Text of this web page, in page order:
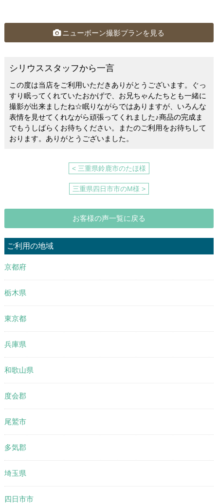
c
o
o
k
e
tt
er
ニューボーン撮影プランを見る
シリウススタッフから一言
この度は当店をご利用いただきありがとうございます。ぐっ
すり眠ってくれていたおかげで、お兄ちゃんたちとも一緒に
撮影が出来ましたね☆眠りながらではありますが、いろんな
表情を見せてくれながら頑張ってくれました♪商品の完成ま
でもうしばらくお待ちください。またのご利用をお待ちして
おります。ありがとうございました。
< 三重県鈴鹿市のたほ様
三重県四日市市のM様 >
お客様の声一覧に戻る
ご利用の地域
京都府
栃木県
東京都
兵庫県
和歌山県
度会郡
尾鷲市
多気郡
埼玉県
四日市市